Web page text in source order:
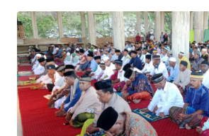
OPINI
Informasi
INDEKS
BERITA
KONTAK